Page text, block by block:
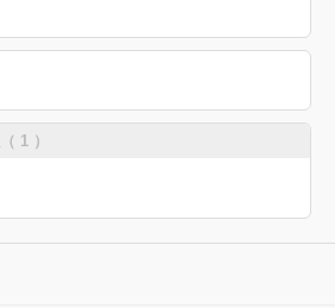
（ 1 ）